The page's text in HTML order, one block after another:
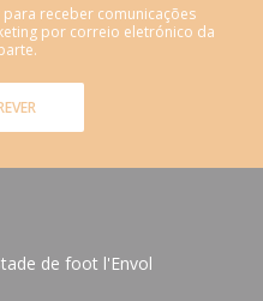
receber comunicações
por correio eletrónico da
de foot l'Envol